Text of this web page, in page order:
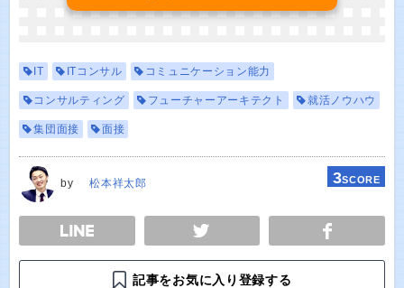
IT ITコンサル コミュニケーション能力
コンサルティング フューチャーアーキテクト 就活ノウハウ
集団面接 面接
by 松本祥太郎 3SCORE
TWEET
記事をお気に入り登録する